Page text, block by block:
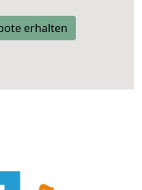
erhalten